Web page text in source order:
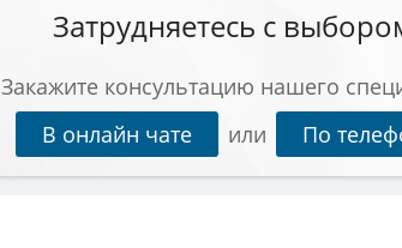
Затрудняетесь с
Закажите консультацию нашего
В онлайн чате
или По